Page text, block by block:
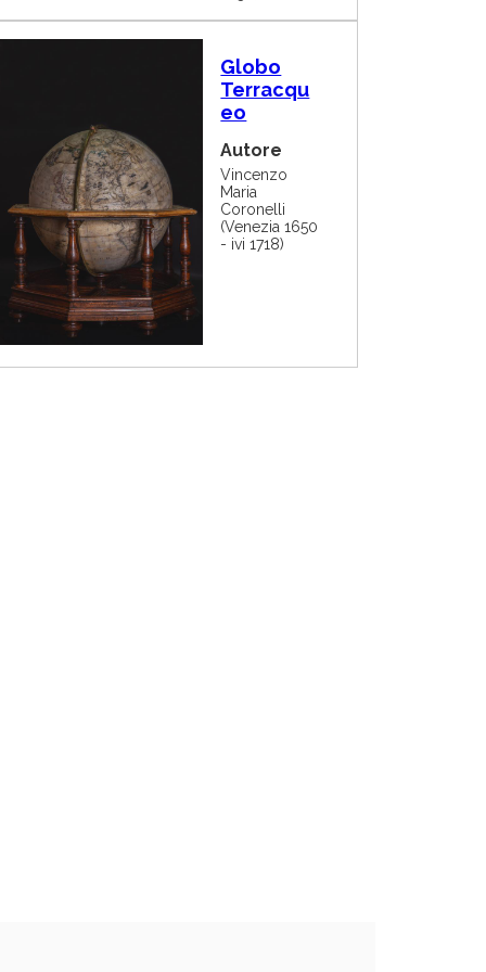
Globo
Terracqu
eo
Autore
Vincenzo
Maria
Coronelli
(Venezia 1650
- ivi 1718)